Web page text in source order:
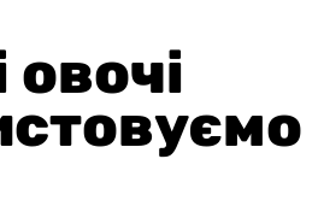
овочі